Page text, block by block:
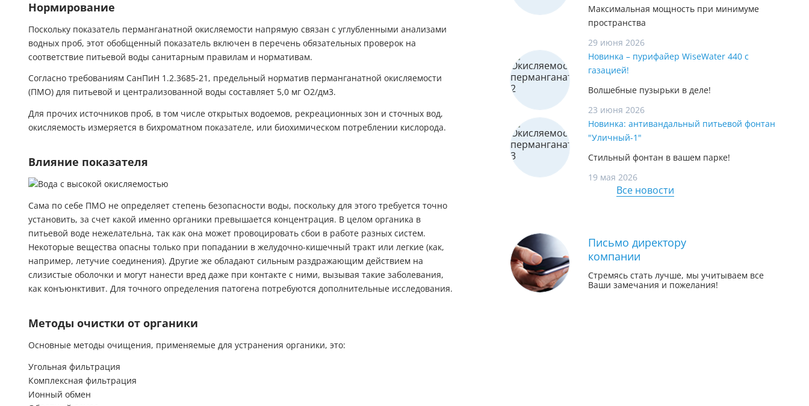
Нормирование
Поскольку показатель перманганатной окисляемости напрямую связан с углубленными анализами
водных проб, этот обобщенный показатель включен в перечень обязательных проверок на
соответствие питьевой воды санитарным правилам и нормативам.
Согласно требованиям СанПиН 1.2.3685-21, предельный норматив перманганатной окисляемости
(ПМО) для питьевой и централизованной воды составляет 5,0 мг O2/дм3.
Для прочих источников проб, в том числе открытых водоемов, рекреационных зон и сточных вод,
окисляемость измеряется в бихроматном показателе, или биохимическом потреблении кислорода.
Влияние показателя
Сама по себе ПМО не определяет степень безопасности воды, поскольку для этого требуется точно
установить, за счет какой именно органики превышается концентрация. В целом органика в
питьевой воде нежелательна, так как она может провоцировать сбои в работе разных систем.
Некоторые вещества опасны только при попадании в желудочно-кишечный тракт или легкие (как,
например, летучие соединения). Другие же обладают сильным раздражающим действием на
слизистые оболочки и могут нанести вред даже при контакте с ними, вызывая такие заболевания,
как конъюнктивит. Для точного определения патогена потребуются дополнительные исследования.
Методы очистки от органики
Основные методы очищения, применяемые для устранения органики, это:
Угольная фильтрация
Комплексная фильтрация
Ионный обмен
Максимальная мощность при минимуме
пространства
29 июня 2026
Новинка – пурифайер WiseWater 440 с
газацией!
Волшебные пузырьки в деле!
23 июня 2026
Новинка: антивандальный питьевой фонтан
"Уличный-1"
Стильный фонтан в вашем парке!
19 мая 2026
Все новости
Письмо директору
компании
Стремясь стать лучше, мы учитываем все
Ваши замечания и пожелания!